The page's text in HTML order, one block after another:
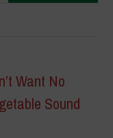
Want No
Sound